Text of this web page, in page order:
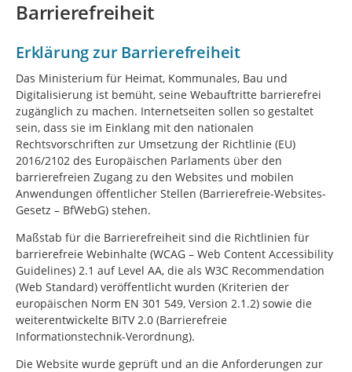
Barrierefreiheit
Erklärung zur Barrierefreiheit
Das Ministerium für Heimat, Kommunales, Bau und
Digitalisierung ist bemüht, seine Webauftritte barrierefrei
zugänglich zu machen. Internetseiten sollen so gestaltet
sein, dass sie im Einklang mit den nationalen
Rechtsvorschriften zur Umsetzung der Richtlinie (EU)
2016/2102 des Europäischen Parlaments über den
barrierefreien Zugang zu den Websites und mobilen
Anwendungen öffentlicher Stellen (Barrierefreie-Websites-
Gesetz – BfWebG) stehen.
Maßstab für die Barrierefreiheit sind die Richtlinien für
barrierefreie Webinhalte (WCAG – Web Content Accessibility
Guidelines) 2.1 auf Level AA, die als W3C Recommendation
(Web Standard) veröffentlicht wurden (Kriterien der
europäischen Norm EN 301 549, Version 2.1.2) sowie die
weiterentwickelte BITV 2.0 (Barrierefreie
Informationstechnik-Verordnung).
Die Website wurde geprüft und an die Anforderungen zur